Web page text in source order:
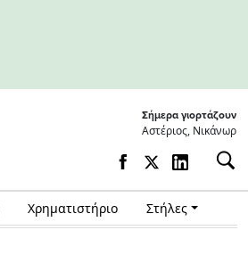
Σήμερα γιορτάζουν
Αστέριος, Νικάνωρ
Χρηματιστήριο Στήλες